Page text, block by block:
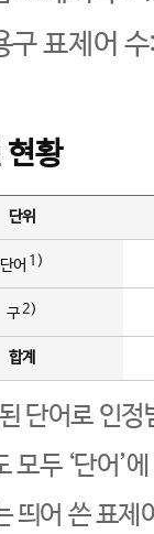
구 표제어
현황
단위
단어 1)
구2)
합계
단어로 인정
모두 ‘단어’
띄어 쓴 표